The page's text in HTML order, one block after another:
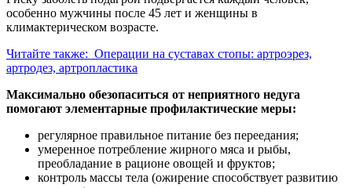
особенно мужчины после 45 лет и женщины в
климактерическом возрасте.
Читайте также: Операции на суставах стопы: артроэрез,
артродез, артропластика
Максимально обезопаситься от неприятного недуга
помогают элементарные профилактические меры:
регулярное правильное питание без переедания;
умеренное потребление жирного мяса и рыбы,
преобладание в рационе овощей и фруктов;
контроль массы тела (ожирение способствует развитию